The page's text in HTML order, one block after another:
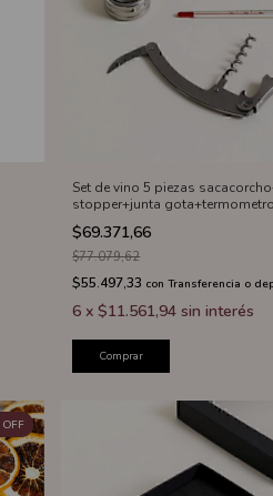
Set de vino 5 piezas
stopper+junta gota+termometro
$69.371,66
$77.079,62
$55.497,33 con Transferencia o
6 x$11.561,94 sin interés
Comprar
OFF